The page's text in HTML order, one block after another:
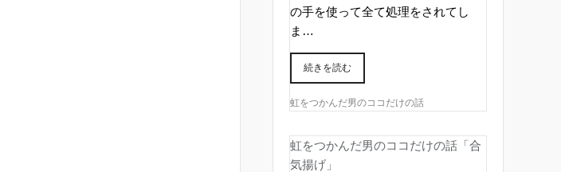
の手を使って全て処理をされてし
ま…
続きを読む
虹をつかんだ男のココだけの話
虹をつかんだ男のココだけの話「合
気揚げ」